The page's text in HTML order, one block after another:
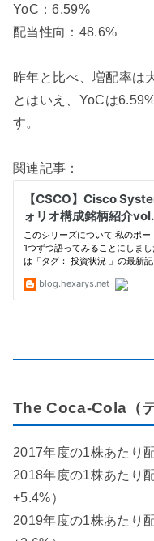
YoC：6.59%
配当性向：48.6%
昨年と比べ、増配率は
とはいえ、YoCは
す。
関連記事：
The Coca-Cola（
2017年度の1株あたり
2018年度の1株あたり
+5.4%）
2019年度の1株あたり